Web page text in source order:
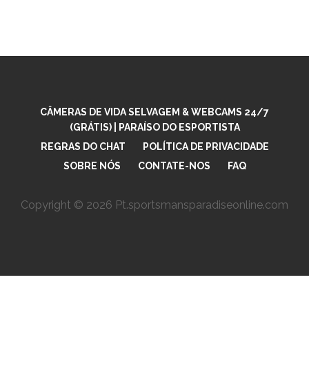
CÂMERAS DE VIDA SELVAGEM & WEBCAMS 24/7
(GRÁTIS) | PARAÍSO DO ESPORTISTA
REGRAS DO CHAT
POLÍTICA DE PRIVACIDADE
SOBRE NÓS
CONTATE-NOS FAQ
Copyright © 2026 Pt.sportsmansparadiseonline.com